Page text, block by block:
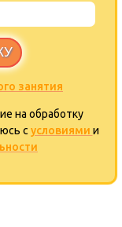
занятия
на обработку
с условиями и